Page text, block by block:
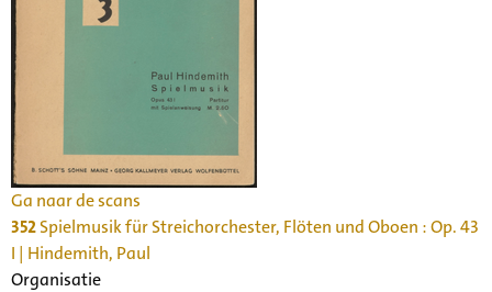
Ga naar de scans
352Spielmusik für Streichorchester, Flöten und Oboen : Op. 43
I | Hindemith, Paul
Organisatie